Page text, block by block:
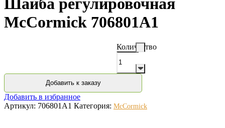
Шайба регулировочная
McCormick 706801A1
Количество
Добавить к заказу
Добавить в избранное
Артикул: 706801A1 Категория: McCormick